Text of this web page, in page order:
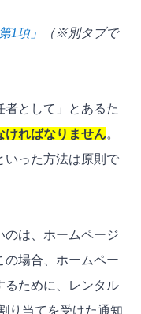
1項」
（※別タブで
者として」とあるた
ければなりません。
いった方法は原則で
のは、ホームページ
の場合、ホームペー
るために、レンタル
り当てを受けた通知